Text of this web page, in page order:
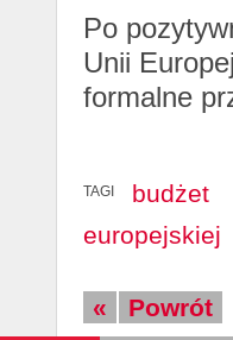
Po
Unii
formalne
TAGI
budżet
europejskiej
« Powrót